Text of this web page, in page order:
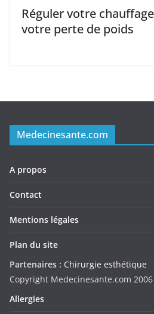
Réguler votre
votre perte de poids
Medecinesante.com
A propos
Contact
Mentions légales
Plan du site
Partenaires : Chirurgie esthétique
Copyright Medecinesante.com 2006
Allergies